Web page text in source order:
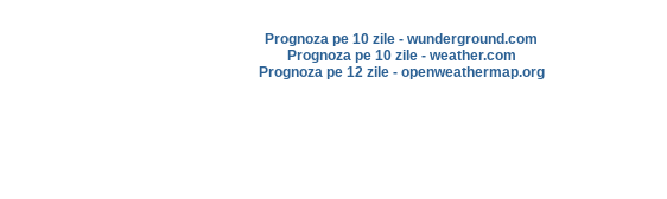
Prognoza pe 10 zile - wunderground.com
Prognoza pe 10 zile - weather.com
Prognoza pe 12 zile - openweathermap.org